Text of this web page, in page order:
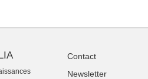
Contact
Newsletter